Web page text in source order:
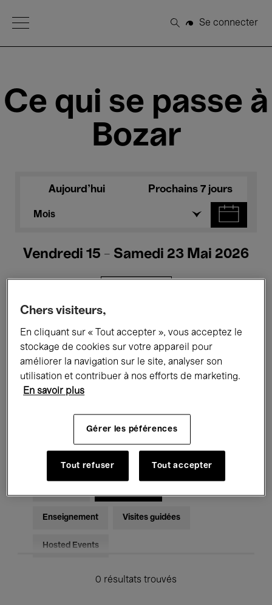
Open Menu
Rechercher
Se connecter
Ce qui se passe à
Bozar
Aujourd'hui Prochains 7 jours
Mois
Vendredi 15 - Samedi 23 Mai 2026
Tous les événements Concerts
Expositions Performances
Rencontres & Débats
Musique classique Global Music
Enseignement Visites guidées
Hosted Events
0 résultats trouvés
Chers visiteurs,
En cliquant sur « Tout accepter », vous acceptez le
stockage de cookies sur votre appareil pour
améliorer la navigation sur le site, analyser son
utilisation et contribuer à nos efforts de marketing.
En savoir plus
Gérer les péférences
Tout refuser Tout accepter